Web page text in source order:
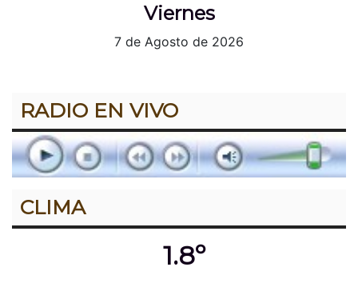
Viernes
7 de Agosto de 2026
RADIO EN VIVO
CLIMA
1.8º